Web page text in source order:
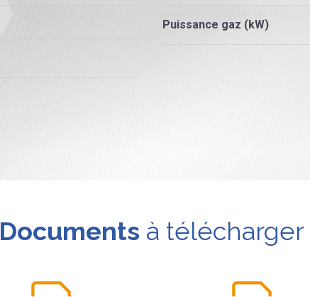
Puissance gaz (kW)
Documents à télécharger